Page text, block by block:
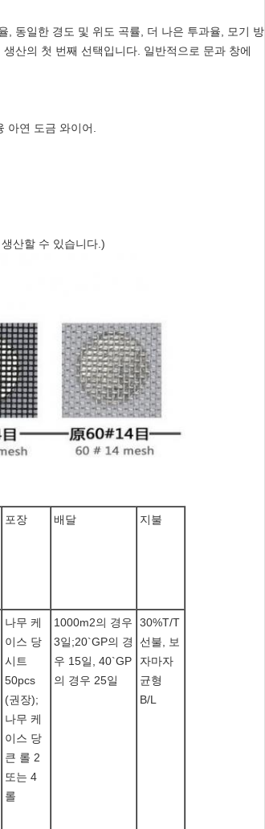
, 동일한 경도 및 위도 곡률, 더 나은 투과율, 모기 방
산의 첫 번째 선택입니다. 일반적으로 문과 창에
연 도금 와이어.
산할 수 있습니다.)
포장 배달 지불
나무 케
이스 당
시트
50pcs
(권장);
나무 케
이스 당
큰 롤 2
또는 4
롤
1000m2의 경우
3일;20`GP의 경
우 15일, 40`GP
의 경우 25일
30%T/T
선불, 보
자마자
균형
B/L